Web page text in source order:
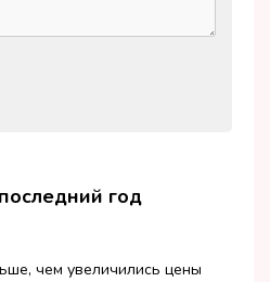
год
чем увеличились цены